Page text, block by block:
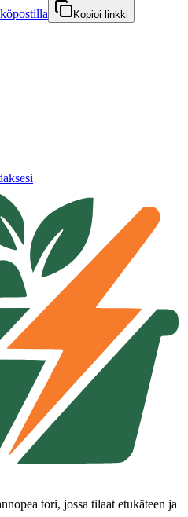
Kopioi linkki
tori, jossa tilaat etukäteen ja